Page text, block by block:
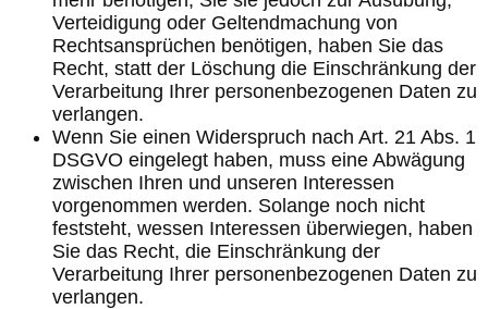
Verteidigung oder Geltendmachung von
Rechtsansprüchen benötigen, haben Sie das
Recht, statt der Löschung die Einschränkung der
Verarbeitung Ihrer personenbezogenen Daten zu
verlangen.
Wenn Sie einen Widerspruch nach Art. 21 Abs. 1
DSGVO eingelegt haben, muss eine Abwägung
zwischen Ihren und unseren Interessen
vorgenommen werden. Solange noch nicht
feststeht, wessen Interessen überwiegen, haben
Sie das Recht, die Einschränkung der
Verarbeitung Ihrer personenbezogenen Daten zu
verlangen.